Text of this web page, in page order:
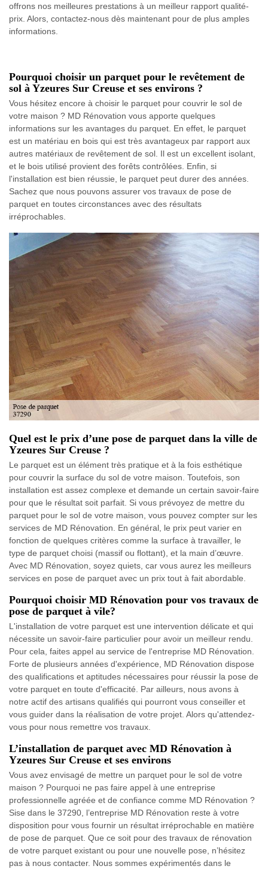
offrons nos meilleures prestations à un meilleur rapport qualité-
prix. Alors, contactez-nous dès maintenant pour de plus amples
informations.
Pourquoi choisir un parquet pour le revêtement de
sol à Yzeures Sur Creuse et ses environs ?
Vous hésitez encore à choisir le parquet pour couvrir le sol de
votre maison ? MD Rénovation vous apporte quelques
informations sur les avantages du parquet. En effet, le parquet
est un matériau en bois qui est très avantageux par rapport aux
autres matériaux de revêtement de sol. Il est un excellent isolant,
et le bois utilisé provient des forêts contrôlées. Enfin, si
l'installation est bien réussie, le parquet peut durer des années.
Sachez que nous pouvons assurer vos travaux de pose de
parquet en toutes circonstances avec des résultats
irréprochables.
Quel est le prix d’une pose de parquet dans la ville de
Yzeures Sur Creuse ?
Le parquet est un élément très pratique et à la fois esthétique
pour couvrir la surface du sol de votre maison. Toutefois, son
installation est assez complexe et demande un certain savoir-faire
pour que le résultat soit parfait. Si vous prévoyez de mettre du
parquet pour le sol de votre maison, vous pouvez compter sur les
services de MD Rénovation. En général, le prix peut varier en
fonction de quelques critères comme la surface à travailler, le
type de parquet choisi (massif ou flottant), et la main d’œuvre.
Avec MD Rénovation, soyez quiets, car vous aurez les meilleurs
services en pose de parquet avec un prix tout à fait abordable.
Pourquoi choisir MD Rénovation pour vos travaux de
pose de parquet à vile?
L'installation de votre parquet est une intervention délicate et qui
nécessite un savoir-faire particulier pour avoir un meilleur rendu.
Pour cela, faites appel au service de l'entreprise MD Rénovation.
Forte de plusieurs années d'expérience, MD Rénovation dispose
des qualifications et aptitudes nécessaires pour réussir la pose de
votre parquet en toute d'efficacité. Par ailleurs, nous avons à
notre actif des artisans qualifiés qui pourront vous conseiller et
vous guider dans la réalisation de votre projet. Alors qu'attendez-
vous pour nous remettre vos travaux.
L’installation de parquet avec MD Rénovation à
Yzeures Sur Creuse et ses environs
Vous avez envisagé de mettre un parquet pour le sol de votre
maison ? Pourquoi ne pas faire appel à une entreprise
professionnelle agréée et de confiance comme MD Rénovation ?
Sise dans le 37290, l’entreprise MD Rénovation reste à votre
disposition pour vous fournir un résultat irréprochable en matière
de pose de parquet. Que ce soit pour des travaux de rénovation
de votre parquet existant ou pour une nouvelle pose, n’hésitez
pas à nous contacter. Nous sommes expérimentés dans le